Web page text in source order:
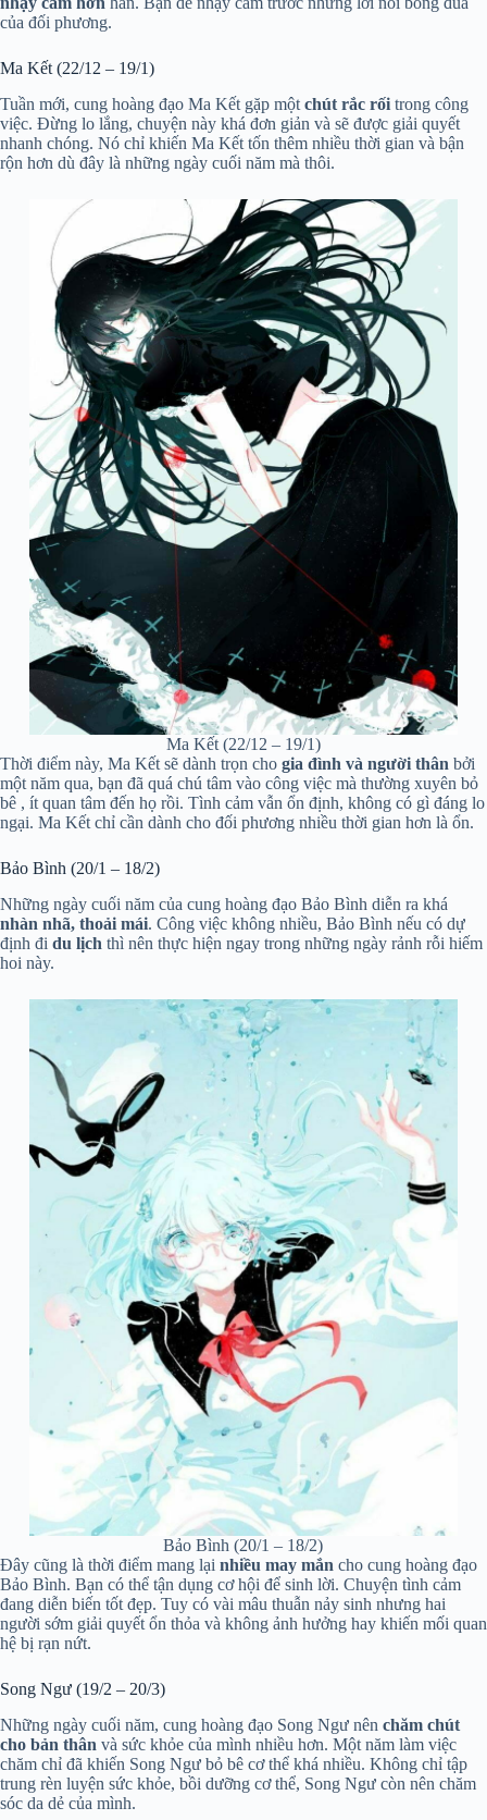
của đối phương.
Ma Kết (22/12 – 19/1)
Tuần mới, cung hoàng đạo Ma Kết gặp một chút rắc rối trong công
việc. Đừng lo lắng, chuyện này khá đơn giản và sẽ được giải quyết
nhanh chóng. Nó chỉ khiến Ma Kết tốn thêm nhiều thời gian và bận
rộn hơn dù đây là những ngày cuối năm mà thôi.
Ma Kết (22/12 – 19/1)
Thời điểm này, Ma Kết sẽ dành trọn cho gia đình và người thân bởi
một năm qua, bạn đã quá chú tâm vào công việc mà thường xuyên bỏ
bê , ít quan tâm đến họ rồi. Tình cảm vẫn ổn định, không có gì đáng lo
ngại. Ma Kết chỉ cần dành cho đối phương nhiều thời gian hơn là ổn.
Bảo Bình (20/1 – 18/2)
Những ngày cuối năm của cung hoàng đạo Bảo Bình diễn ra khá
nhàn nhã, thoải mái. Công việc không nhiều, Bảo Bình nếu có dự
định đi du lịch thì nên thực hiện ngay trong những ngày rảnh rỗi hiếm
hoi này.
Bảo Bình (20/1 – 18/2)
Đây cũng là thời điểm mang lại nhiều may mắn cho cung hoàng đạo
Bảo Bình. Bạn có thể tận dụng cơ hội để sinh lời. Chuyện tình cảm
đang diễn biến tốt đẹp. Tuy có vài mâu thuẫn nảy sinh nhưng hai
người sớm giải quyết ổn thỏa và không ảnh hưởng hay khiến mối quan
hệ bị rạn nứt.
Song Ngư (19/2 – 20/3)
Những ngày cuối năm, cung hoàng đạo Song Ngư nên chăm chút
cho bản thân và sức khỏe của mình nhiều hơn. Một năm làm việc
chăm chỉ đã khiến Song Ngư bỏ bê cơ thể khá nhiều. Không chỉ tập
trung rèn luyện sức khỏe, bồi dưỡng cơ thể, Song Ngư còn nên chăm
sóc da dẻ của mình.